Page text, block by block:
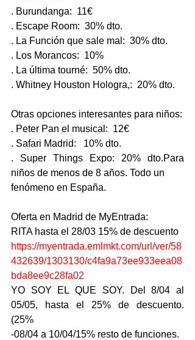
. Burundanga:  11€
. Escape Room:  30% dto.
. La Función que sale mal:  30% dto.
. Los Morancos:  10%
. La última tourné:  50% dto.
. Whitney Houston Hologra,:  20% dto.
Otras opciones interesantes para niños:
. Peter Pan el musical:  12€
. Safari Madrid:   10% dto.
. Super Things Expo: 20% dto.Para
niños de menos de 8 años. Todo un
fenómeno en España.
Oferta en Madrid de MyEntrada:
RITA hasta el 28/03 15% de descuento
https://myentrada.emlmkt.com/url/ver/58
432639/1303130/c4fa9a73ee933eea08
bda8ee9c28fa02
YO SOY EL QUE SOY. Del 8/04 al
05/05, hasta el 25% de descuento.
(25%
-08/04 a 10/04/15% resto de funciones.